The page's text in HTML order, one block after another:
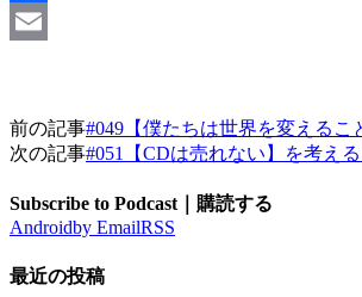
Facebook
前の記事#049【僕たちは世界を変える
次の記事#051【CDは売れない】を考え
Subscribe to Podcast｜購読する
Androidby EmailRSS
最近の投稿